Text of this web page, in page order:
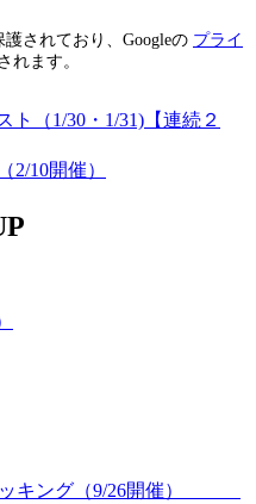
されており、Googleの プライ
れます。
ト（1/30・1/31)【連続２
2/10開催）
ッキング（9/26開催）